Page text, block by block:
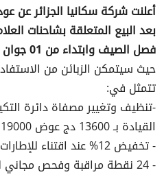
أعلنت شركة سكانيا الجزائر عن
بعد البيع المتعلقة بشاحنات
فصل الصيف وابتداء من 01 جوان إلى غاية 30 سبتمبر 2022.
حيث سيتمكن الزبائن من
تتمثل في:
-تنظيف وتغيير مصفاة دائرة
القيادة بـ 13600 دج عوض 19000 دج.
- تخفيض 12% عند اقتناء للإطارات مع تركيب وتوازن مجاني.
- 24 نقطة مراقبة وفحص مجاني لدائرة التكييف.